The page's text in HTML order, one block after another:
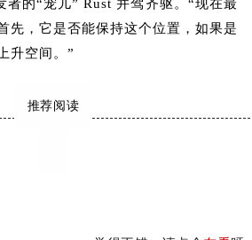
者的“宠儿” Rust 并驾齐驱。“现在最
先，它是否能保持这个位置，如果是
升空间。”
推荐阅读